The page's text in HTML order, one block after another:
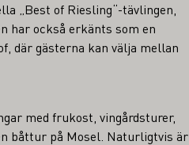
„Best of Riesling“-tävlingen,
har också erkänts som en
där gästerna kan välja mellan
med frukost, vingårdsturer,
båttur på Mosel. Naturligtvis är